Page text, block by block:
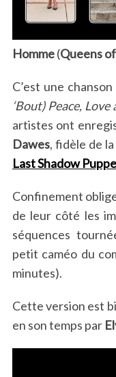
Homme(Queens
C’est une
‘Bout) Peace,
artistes ont
Dawes, fidèle de
Last Shadow
Confinement
de leur côté les
séquences
petit caméo du
minutes).
Cette version est
en son temps par